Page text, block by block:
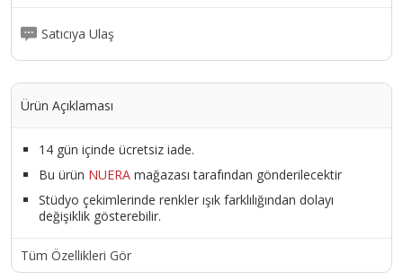
Satıcıya Ulaş
Ürün Açıklaması
14 gün içinde ücretsiz iade.
Bu ürün NUERA mağazası tarafından gönderilecektir
Stüdyo çekimlerinde renkler ışık farklılığından dolayı
değişiklik gösterebilir.
Tüm Özellikleri Gör